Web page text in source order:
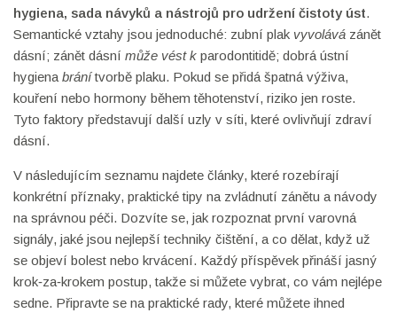
hygiena, sada návyků a nástrojů pro udržení čistoty úst.
Semantické vztahy jsou jednoduché: zubní plak vyvolává zánět
dásní; zánět dásní může vést k parodontitidě; dobrá ústní
hygiena bránítvorbě plaku. Pokud se přidá špatná výživa,
kouření nebo hormony během těhotenství, riziko jen roste.
Tyto faktory představují další uzly v síti, které ovlivňují zdraví
dásní.
V následujícím seznamu najdete články, které rozebírají
konkrétní příznaky, praktické tipy na zvládnutí zánětu a návody
na správnou péči. Dozvíte se, jak rozpoznat první varovná
signály, jaké jsou nejlepší techniky čištění, a co dělat, když už
se objeví bolest nebo krvácení. Každý příspěvek přináší jasný
krok‑za‑krokem postup, takže si můžete vybrat, co vám nejlépe
sedne. Připravte se na praktické rady, které můžete ihned